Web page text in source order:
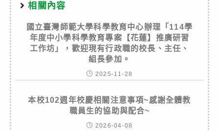
相關內容
國立臺灣師範大學科學教育中心辦理「114學
年度中小學科學教育專案【花蓮】推廣研習
工作坊」，歡迎現有行政職的校長、主任、
組長參加。
2025-11-28
本校102週年校慶相關注意事項~感謝全體教
職員生的協助與配合~
2026-04-08